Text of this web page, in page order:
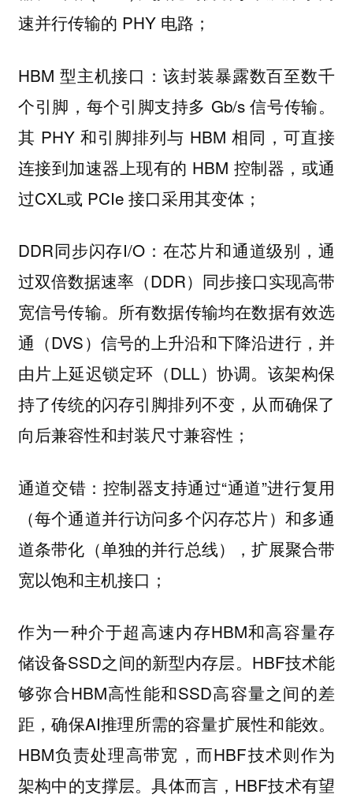
速并行传输的 PHY 电路；
HBM 型主机接口：该封装暴露数百至数千
个引脚，每个引脚支持多 Gb/s 信号传输。
其 PHY 和引脚排列与 HBM 相同，可直接
连接到加速器上现有的 HBM 控制器，或通
过CXL或 PCIe 接口采用其变体；
DDR同步闪存I/O：在芯片和通道级别，通
过双倍数据速率（DDR）同步接口实现高带
宽信号传输。所有数据传输均在数据有效选
通（DVS）信号的上升沿和下降沿进行，并
由片上延迟锁定环（DLL）协调。该架构保
持了传统的闪存引脚排列不变，从而确保了
向后兼容性和封装尺寸兼容性；
通道交错：控制器支持通过“通道”进行复用
（每个通道并行访问多个闪存芯片）和多通
道条带化（单独的并行总线），扩展聚合带
宽以饱和主机接口；
作为一种介于超高速内存HBM和高容量存
储设备SSD之间的新型内存层。HBF技术能
够弥合HBM高性能和SSD高容量之间的差
距，确保AI推理所需的容量扩展性和能效。
HBM负责处理高带宽，而HBF技术则作为
架构中的支撑层。具体而言，HBF技术有望